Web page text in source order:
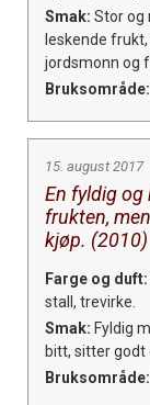
Smak: Stor og
leskende
jordsmonn og
Bruksområde:
15. august 2017
En fyldig og
frukten,
kjøp. (2010)
Farge og duft:
stall, trevirke.
Smak: Fyldig
bitt, sitter godt
Bruksområde: